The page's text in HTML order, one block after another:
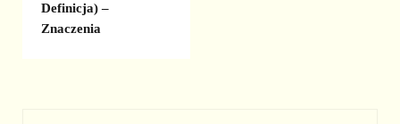
Definicja) –
Znaczenia